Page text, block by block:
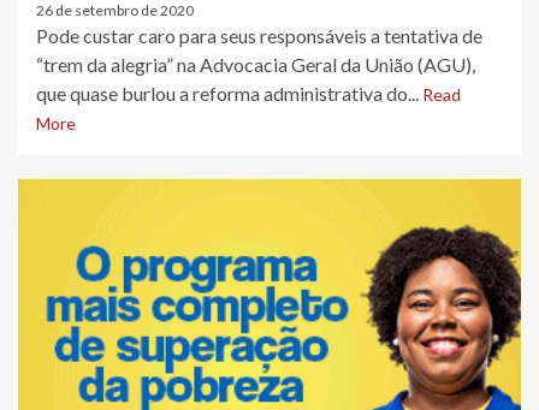
26 de setembro de 2020
Pode custar caro para seus responsáveis a tentativa de
“trem da alegria” na Advocacia Geral da União (AGU),
que quase burlou a reforma administrativa do... Read
More